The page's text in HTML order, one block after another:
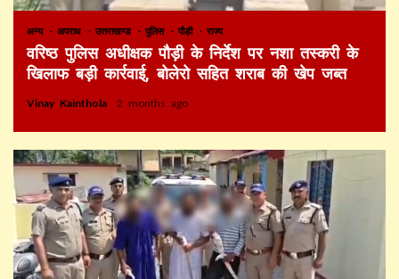
अन्य अपराध उत्तराखण्ड पुलिस पौड़ी राज्य
वरिष्ठ पुलिस अधीक्षक पौड़ी के निर्देश पर नशा तस्करी के
खिलाफ बड़ी कार्रवाई, बोलेरो सहित शराब की खेप जब्त
Vinay Kainthola 2 months ago